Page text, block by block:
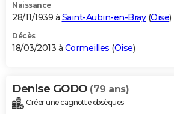
Naissance
28/11/1939 à Saint-Aubin-en-Bray(Oise)
Décès
18/03/2013 à Cormeilles (Oise)
Denise GODO (79 ans)
Créer une cagnotte obsèques